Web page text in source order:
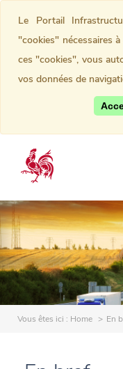
Vous êtes ici : Home En
Le Portail
"cookies" nécessaires
ces "cookies", vous
vos données de